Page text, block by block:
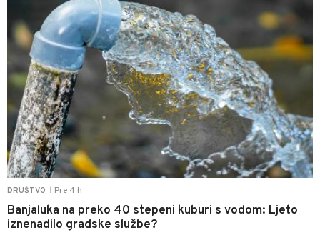
DRUŠTVO Pre 4 h
Banjaluka na preko 40 stepeni kuburi s vodom: Ljeto
iznenadilo gradske službe?